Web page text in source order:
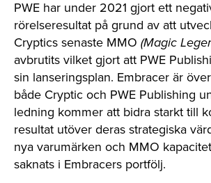
PWE har under 2021 gjort ett
rörelseresultat på grund av att
Cryptics senaste MMO (Magic
avbrutits vilket gjort att PWE
sin lanseringsplan. Embracer är
både Cryptic och PWE Publishing
ledning kommer att bidra starkt till
resultat utöver deras strategiska
nya varumärken och MMO
saknats i Embracers portfölj.